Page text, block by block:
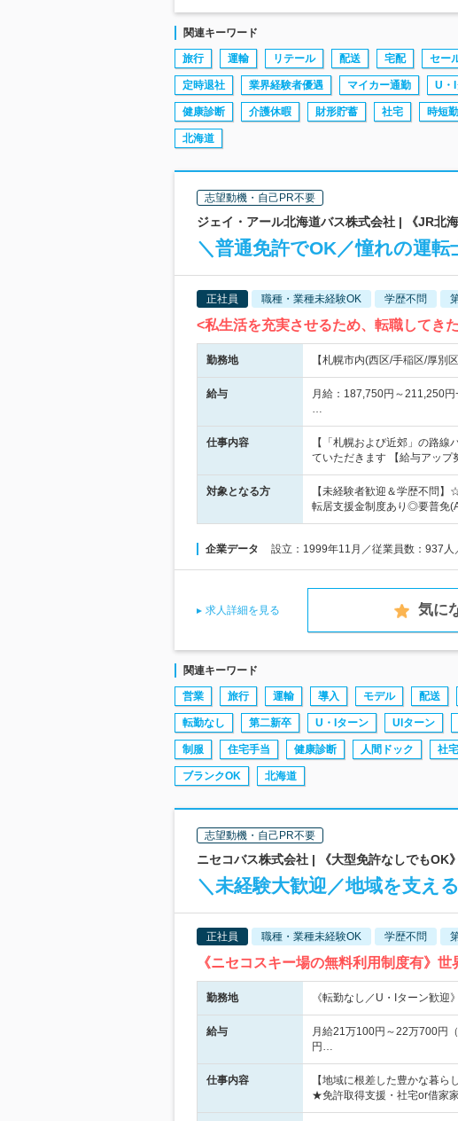
関連キーワード
旅行 運輸 リテール 配送 宅配 セー
定時退社 業界経験者優遇 マイカー通勤 U・
健康診断 介護休暇 財形貯蓄 社宅 時短
北海道
志望動機・自己PR不要
ジェイ・アール北海道バス株式会社 | 《JR北
＼普通免許でOK／憧れの運転
正社員 職種・業種未経験OK 学歴不問
<私生活を充実させるため、転職してき
勤務地 【札幌市内(西区/手稲区/厚
給与
月給：187,750円～211,250
…
仕事内容
【「札幌および近郊」の路
ていただきます 【給与アップ
対象となる方
【未経験者歓迎＆学歴不問
転居支援金制度あり◎要普免
企業データ 設立：1999年11月／従業員数：937人
求人詳細を見る 気に
関連キーワード
営業 旅行 運輸 導入 モデル 配送
転勤なし 第二新卒 U・Iターン UIターン
制服 住宅手当 健康診断 人間ドック 社宅
ブランクOK 北海道
志望動機・自己PR不要
ニセコバス株式会社 | 《大型免許なしでもOK
＼未経験大歓迎／地域を支え
正社員 職種・業種未経験OK 学歴不問
《ニセコスキー場の無料利用制度有》
勤務地 《転勤なし／U・Iターン歓
給与
月給21万100円～22万700円
円…
仕事内容
【地域に根差した豊かな暮
★免許取得支援・社宅or借家